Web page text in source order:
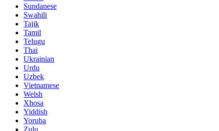
Sundanese
Swahili
Tajik
Tamil
Telugu
Thai
Ukrainian
Urdu
Uzbek
Vietnamese
Welsh
Xhosa
Yiddish
Yoruba
Zulu